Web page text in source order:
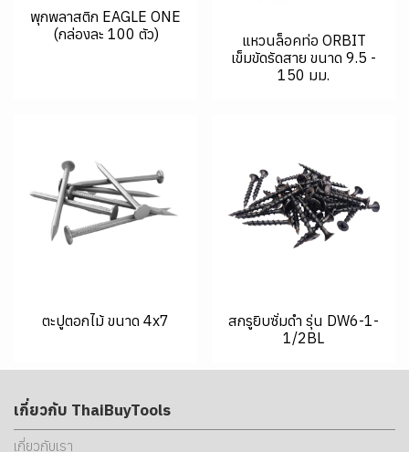
พุกพลาสติก EAGLE ONE
(กล่องละ 100 ตัว)
แหวนล็อคท่อ ORBIT
เข็มขัดรัดสาย ขนาด 9.5 -
150 มม.
ตะปูตอกไม้ ขนาด 4x7
สกรูยิบซั่มดำ รุ่น DW6-1-
1/2BL
เกี่ยวกับ ThaiBuyTools
เกี่ยวกับเรา